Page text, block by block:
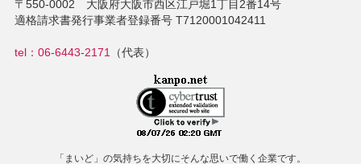
〒550-0002 大阪府大阪市西区江戸堀1丁目2番14号
適格請求書発行事業者登録番号 T7120001042411
tel：06-6443-2171 （代表）
「まいど」の気持ちを大切にそんな思いで働く企業です。